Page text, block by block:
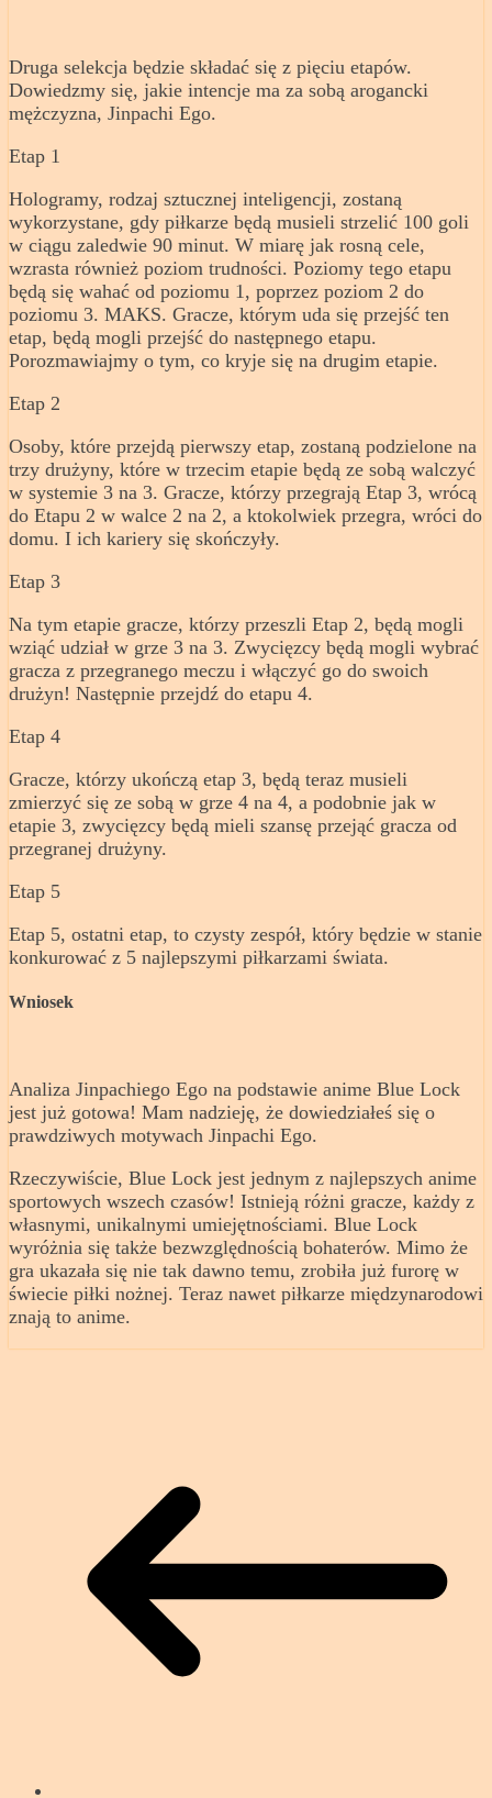
Druga selekcja będzie składać się z pięciu etapów.
Dowiedzmy się, jakie intencje ma za sobą arogancki
mężczyzna, Jinpachi Ego.
Etap 1
Hologramy, rodzaj sztucznej inteligencji, zostaną
wykorzystane, gdy piłkarze będą musieli strzelić 100 goli
w ciągu zaledwie 90 minut. W miarę jak rosną cele,
wzrasta również poziom trudności. Poziomy tego etapu
będą się wahać od poziomu 1, poprzez poziom 2 do
poziomu 3. MAKS. Gracze, którym uda się przejść ten
etap, będą mogli przejść do następnego etapu.
Porozmawiajmy o tym, co kryje się na drugim etapie.
Etap 2
Osoby, które przejdą pierwszy etap, zostaną podzielone na
trzy drużyny, które w trzecim etapie będą ze sobą walczyć
w systemie 3 na 3. Gracze, którzy przegrają Etap 3, wrócą
do Etapu 2 w walce 2 na 2, a ktokolwiek przegra, wróci do
domu. I ich kariery się skończyły.
Etap 3
Na tym etapie gracze, którzy przeszli Etap 2, będą mogli
wziąć udział w grze 3 na 3. Zwycięzcy będą mogli wybrać
gracza z przegranego meczu i włączyć go do swoich
drużyn! Następnie przejdź do etapu 4.
Etap 4
Gracze, którzy ukończą etap 3, będą teraz musieli
zmierzyć się ze sobą w grze 4 na 4, a podobnie jak w
etapie 3, zwycięzcy będą mieli szansę przejąć gracza od
przegranej drużyny.
Etap 5
Etap 5, ostatni etap, to czysty zespół, który będzie w stanie
konkurować z 5 najlepszymi piłkarzami świata.
Wniosek
Analiza Jinpachiego Ego na podstawie anime Blue Lock
jest już gotowa! Mam nadzieję, że dowiedziałeś się o
prawdziwych motywach Jinpachi Ego.
Rzeczywiście, Blue Lock jest jednym z najlepszych anime
sportowych wszech czasów! Istnieją różni gracze, każdy z
własnymi, unikalnymi umiejętnościami. Blue Lock
wyróżnia się także bezwzględnością bohaterów. Mimo że
gra ukazała się nie tak dawno temu, zrobiła już furorę w
świecie piłki nożnej. Teraz nawet piłkarze międzynarodowi
znają to anime.